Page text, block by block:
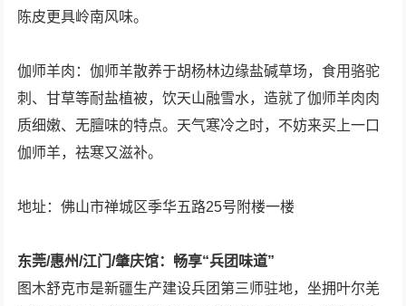
陈皮更具岭南风味。
伽师羊肉：伽师羊散养于胡杨林边缘盐碱草场，食用骆驼
刺、甘草等耐盐植被，饮天山融雪水，造就了伽师羊肉肉
质细嫩、无膻味的特点。天气寒冷之时，不妨来买上一口
伽师羊，祛寒又滋补。
地址：佛山市禅城区季华五路25号附楼一楼
东莞/惠州/江门/肇庆馆：畅享“兵团味道”
图木舒克市是新疆生产建设兵团第三师驻地，坐拥叶尔羌